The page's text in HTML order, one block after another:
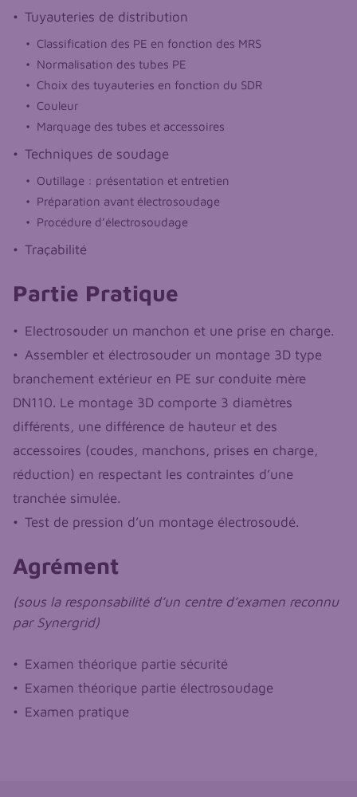
Tuyauteries de distribution
Classification des PE en fonction des MRS
Normalisation des tubes PE
Choix des tuyauteries en fonction du SDR
Couleur
Marquage des tubes et accessoires
Techniques de soudage
Outillage : présentation et entretien
Préparation avant électrosoudage
Procédure d’électrosoudage
Traçabilité
Partie Pratique
Electrosouder un manchon et une prise en charge.
Assembler et électrosouder un montage 3D type
branchement extérieur en PE sur conduite mère
DN110. Le montage 3D comporte 3 diamètres
différents, une différence de hauteur et des
accessoires (coudes, manchons, prises en charge,
réduction) en respectant les contraintes d’une
tranchée simulée.
Test de pression d’un montage électrosoudé.
Agrément
(sous la responsabilité d’un centre d’examen reconnu
par Synergrid)
Examen théorique partie sécurité
Examen théorique partie électrosoudage
Examen pratique